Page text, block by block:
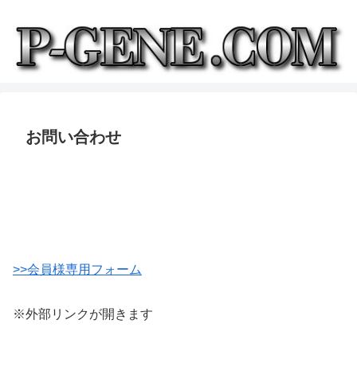
お問い合わせ
>>会員様専用フォーム
※外部リンクが開きます